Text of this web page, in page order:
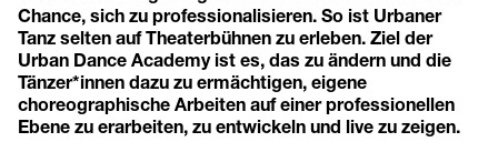
Chance, sich zu professionalisieren. So ist Urbaner
Tanz selten auf Theaterbühnen zu erleben. Ziel der
Urban Dance Academy ist es, das zu ändern und die
Tänzer*innen dazu zu ermächtigen, eigene
choreographische Arbeiten auf einer professionellen
Ebene zu erarbeiten, zu entwickeln und live zu zeigen.